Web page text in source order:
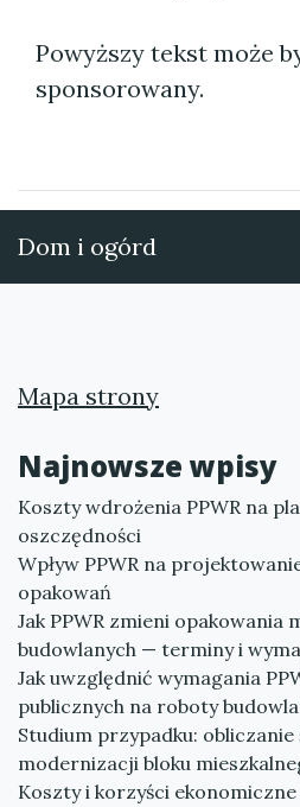
Powyższy tekst może
sponsorowany.
Dom i ogórd
Mapa strony
Najnowsze wpisy
Koszty wdrożenia PPWR na
oszczędności
Wpływ PPWR na
opakowań
Jak PPWR zmieni opakowania
budowlanych — terminy i
Jak uwzględnić wymagania
publicznych na roboty
Studium przypadku:
modernizacji bloku
Koszty i korzyści